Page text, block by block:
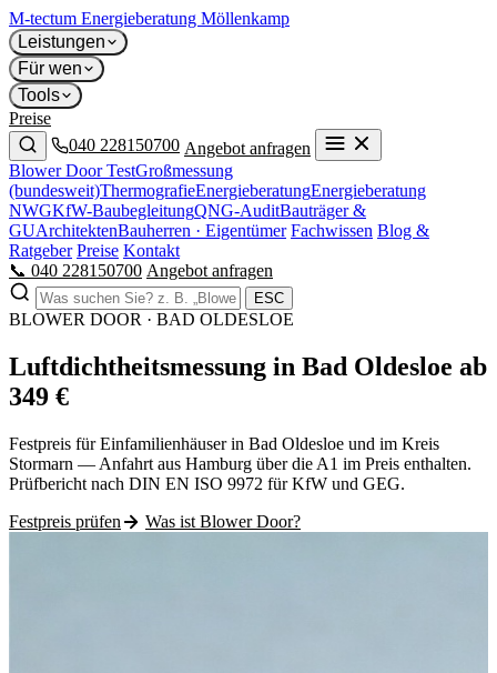
M-tectum Energieberatung Möllenkamp
Leistungen
Für wen
Tools
Preise
040 228150700 Angebot anfragen
Blower Door TestGroßmessung
(bundesweit)ThermografieEnergieberatungEnergieberatung
NWGKfW-BaubegleitungQNG-AuditBauträger &
GUArchitektenBauherren · Eigentümer Fachwissen Blog &
Ratgeber Preise Kontakt
📞 040 228150700 Angebot anfragen
ESC
BLOWER DOOR · BAD OLDESLOE
Luftdichtheits­messung in Bad Oldesloe ab
349 €
Festpreis für Einfamilienhäuser in Bad Oldesloe und im Kreis
Stormarn — Anfahrt aus Hamburg über die A1 im Preis enthalten.
Prüfbericht nach DIN EN ISO 9972 für KfW und GEG.
Festpreis prüfen
Was ist Blower Door?